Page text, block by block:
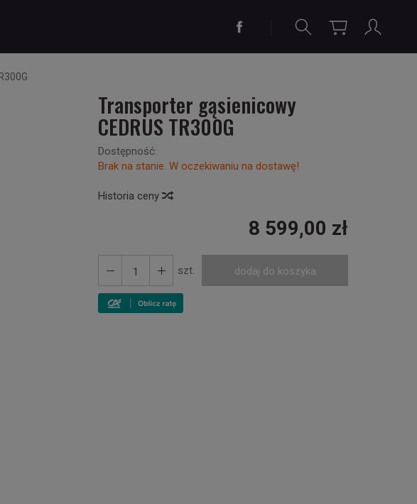
Transporter gąsienicowy
CEDRUS TR300G
Dostępność:
Brak na stanie. W oczekiwaniu na dostawę!
Historia ceny
8 599,00 zł
szt. dodaj do koszyka